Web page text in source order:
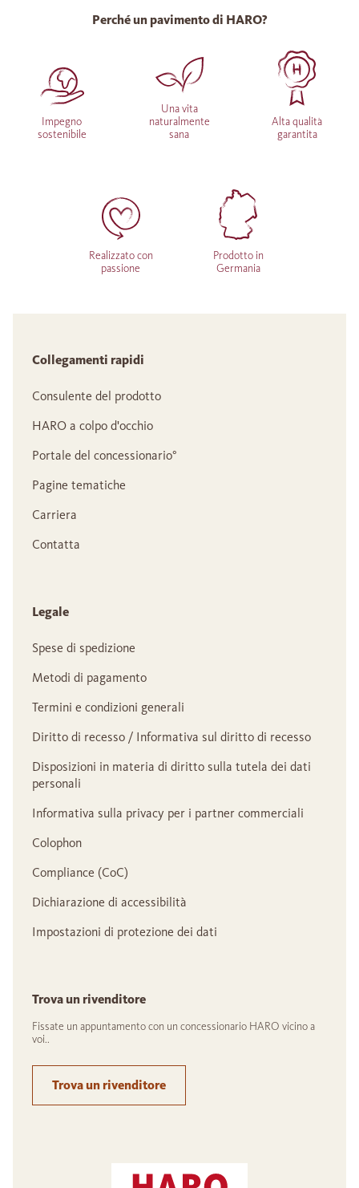
Perché un pavimento di HARO?
Impegno
sostenibile
Una vita
naturalmente
sana
Alta qualità
garantita
Realizzato con
passione
Prodotto in
Germania
Collegamenti rapidi
Consulente del prodotto
HARO a colpo d'occhio
Portale del concessionario°
Pagine tematiche
Carriera
Contatta
Legale
Spese di spedizione
Metodi di pagamento
Termini e condizioni generali
Diritto di recesso / Informativa sul diritto di recesso
Disposizioni in materia di diritto sulla tutela dei dati
personali
Informativa sulla privacy per i partner commerciali
Colophon
Compliance (CoC)
Dichiarazione di accessibilità
Impostazioni di protezione dei dati
Trova un rivenditore
Fissate un appuntamento con un concessionario HARO vicino a
voi..
Trova un rivenditore